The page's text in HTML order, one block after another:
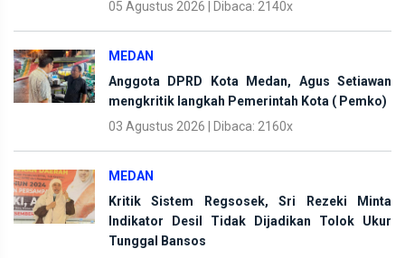
05 Agustus 2026 | Dibaca: 2140x
MEDAN
Anggota DPRD Kota Medan, Agus Setiawan
mengkritik langkah Pemerintah Kota ( Pemko)
03 Agustus 2026 | Dibaca: 2160x
MEDAN
Kritik Sistem Regsosek, Sri Rezeki Minta
Indikator Desil Tidak Dijadikan Tolok Ukur
Tunggal Bansos